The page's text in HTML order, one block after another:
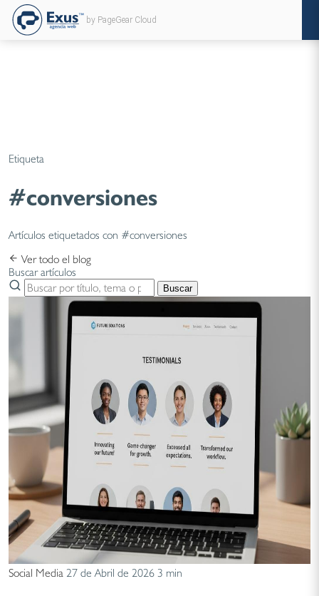
by PageGear Cloud
Etiqueta
#conversiones
Artículos etiquetados con #conversiones
Ver todo el blog
Buscar artículos
Buscar
Social Media 27 de Abril de 2026 3 min